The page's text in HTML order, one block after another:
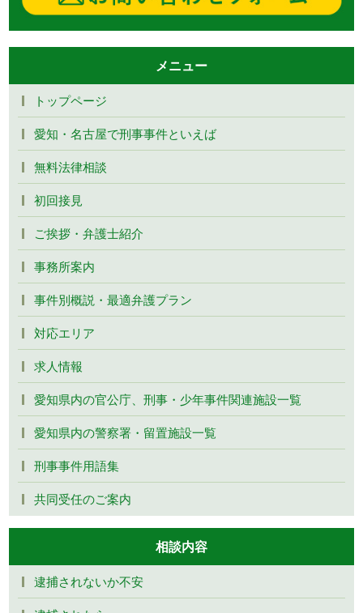
メニュー
トップページ
愛知・名古屋で刑事事件といえば
無料法律相談
初回接見
ご挨拶・弁護士紹介
事務所案内
事件別概説・最適弁護プラン
対応エリア
求人情報
愛知県内の官公庁、刑事・少年事件関連施設一覧
愛知県内の警察署・留置施設一覧
刑事事件用語集
共同受任のご案内
相談内容
逮捕されないか不安